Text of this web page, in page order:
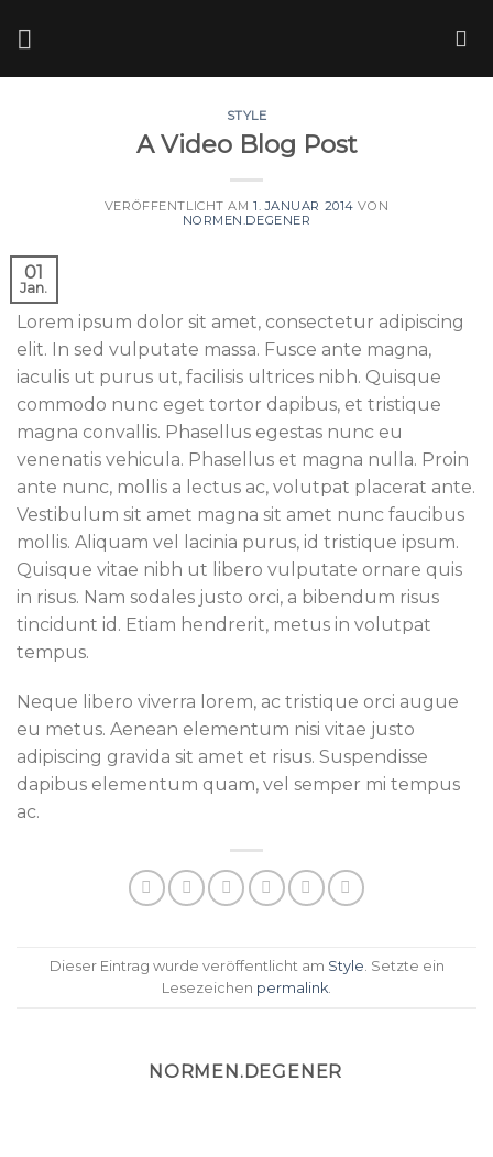
STYLE
A Video Blog Post
VERÖFFENTLICHT AM 1. JANUAR 2014 VON
NORMEN.DEGENER
01
Jan.
Lorem ipsum dolor sit amet, consectetur adipiscing
elit. In sed vulputate massa. Fusce ante magna,
iaculis ut purus ut, facilisis ultrices nibh. Quisque
commodo nunc eget tortor dapibus, et tristique
magna convallis. Phasellus egestas nunc eu
venenatis vehicula. Phasellus et magna nulla. Proin
ante nunc, mollis a lectus ac, volutpat placerat ante.
Vestibulum sit amet magna sit amet nunc faucibus
mollis. Aliquam vel lacinia purus, id tristique ipsum.
Quisque vitae nibh ut libero vulputate ornare quis
in risus. Nam sodales justo orci, a bibendum risus
tincidunt id. Etiam hendrerit, metus in volutpat
tempus.
Neque libero viverra lorem, ac tristique orci augue
eu metus. Aenean elementum nisi vitae justo
adipiscing gravida sit amet et risus. Suspendisse
dapibus elementum quam, vel semper mi tempus
ac.
Dieser Eintrag wurde veröffentlicht am Style . Setzte ein
Lesezeichen permalink
NORMEN.DEGENER